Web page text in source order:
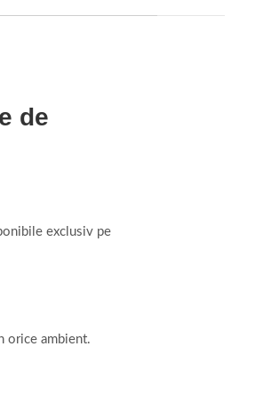
de
exclusiv pe
orice ambient.